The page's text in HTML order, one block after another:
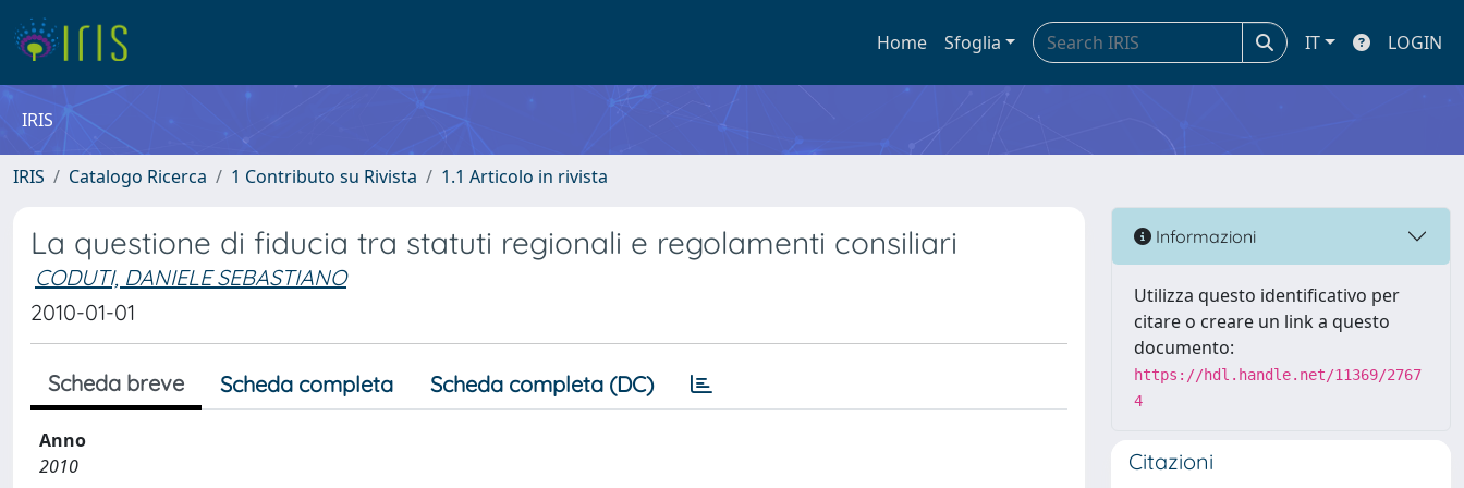
Home Sfoglia IT LOGIN
IRIS
IRIS Catalogo Ricerca 1 Contributo su Rivista 1.1 Articolo in rivista
La questione di fiducia tra statuti regionali e regolamenti consiliari
CODUTI, DANIELE SEBASTIANO
2010-01-01
Scheda breve Scheda completa Scheda completa (DC)
Anno
2010
Informazioni
Utilizza questo identificativo per
citare o creare un link a questo
documento:
https://hdl.handle.net/11369/2767
4
Citazioni